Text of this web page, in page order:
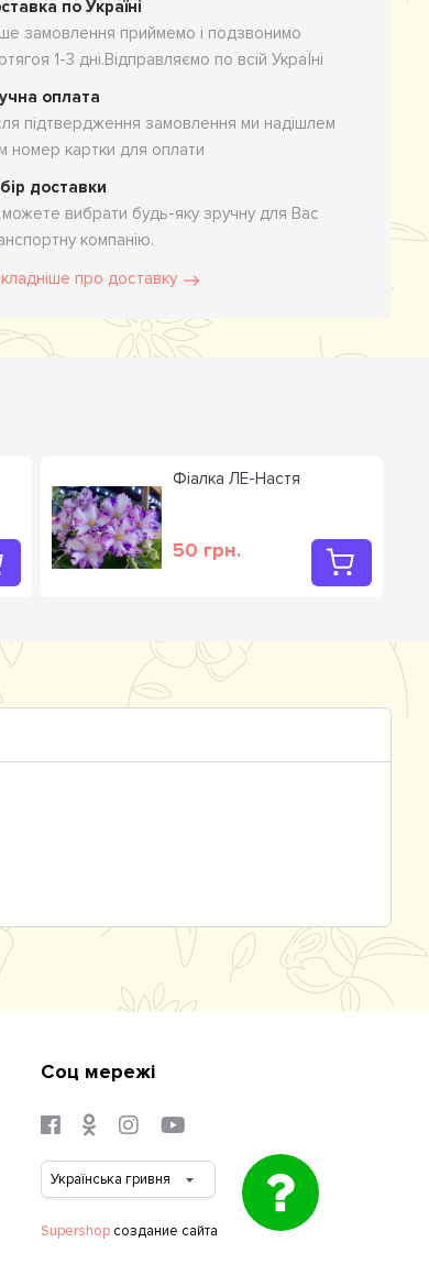
по Україні
замовлення приймемо і подзвонимо
1-3 дні.Відправляємо по всій УкраЇні
оплата
підтвердження замовлення ми надішлем
номер картки для оплати
доставки
вибрати будь-яку зручну для Вас
компанію.
про доставку
Фіалка ЛЕ-Настя
50 грн.
Соц мережі
Supershopсоздание сайта